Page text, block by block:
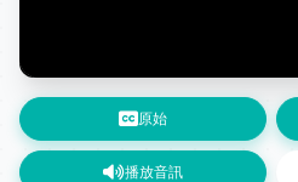
原始
播放音訊